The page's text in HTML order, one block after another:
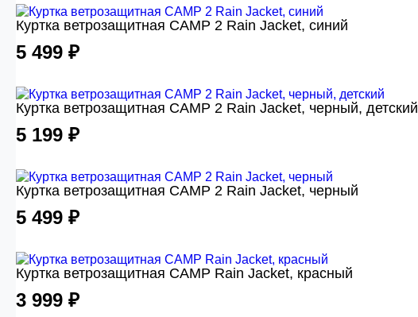
Куртка ветрозащитная CAMP 2 Rain Jacket, синий
5 499 ₽
Куртка ветрозащитная CAMP 2 Rain Jacket, черный, детский
5 199 ₽
Куртка ветрозащитная CAMP 2 Rain Jacket, черный
5 499 ₽
Куртка ветрозащитная CAMP Rain Jacket, красный
3 999 ₽